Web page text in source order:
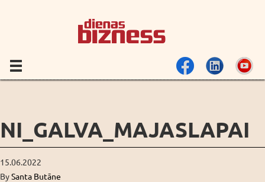
NI_GALVA_MAJASLAPAI
15.06.2022
BySanta Butāne